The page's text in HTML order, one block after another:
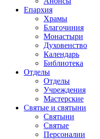
Епархия
Храмы
Благочиния
Монастыри
Духовенство
Календарь
Библиотека
Отделы
Отделы
Учреждения
Мастерские
Святые и святыни
Cвятыни
Cвятые
Персоналии